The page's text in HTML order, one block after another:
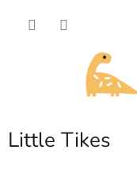
Little Tikes